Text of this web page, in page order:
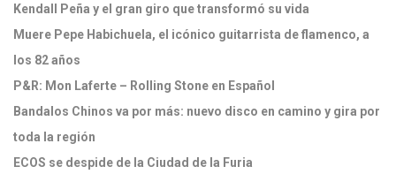
Kendall Peña y el gran giro que transformó su vida
Muere Pepe Habichuela, el icónico guitarrista de flamenco, a
los 82 años
P&R: Mon Laferte – Rolling Stone en Español
Bandalos Chinos va por más: nuevo disco en camino y gira por
toda la región
ECOS se despide de la Ciudad de la Furia